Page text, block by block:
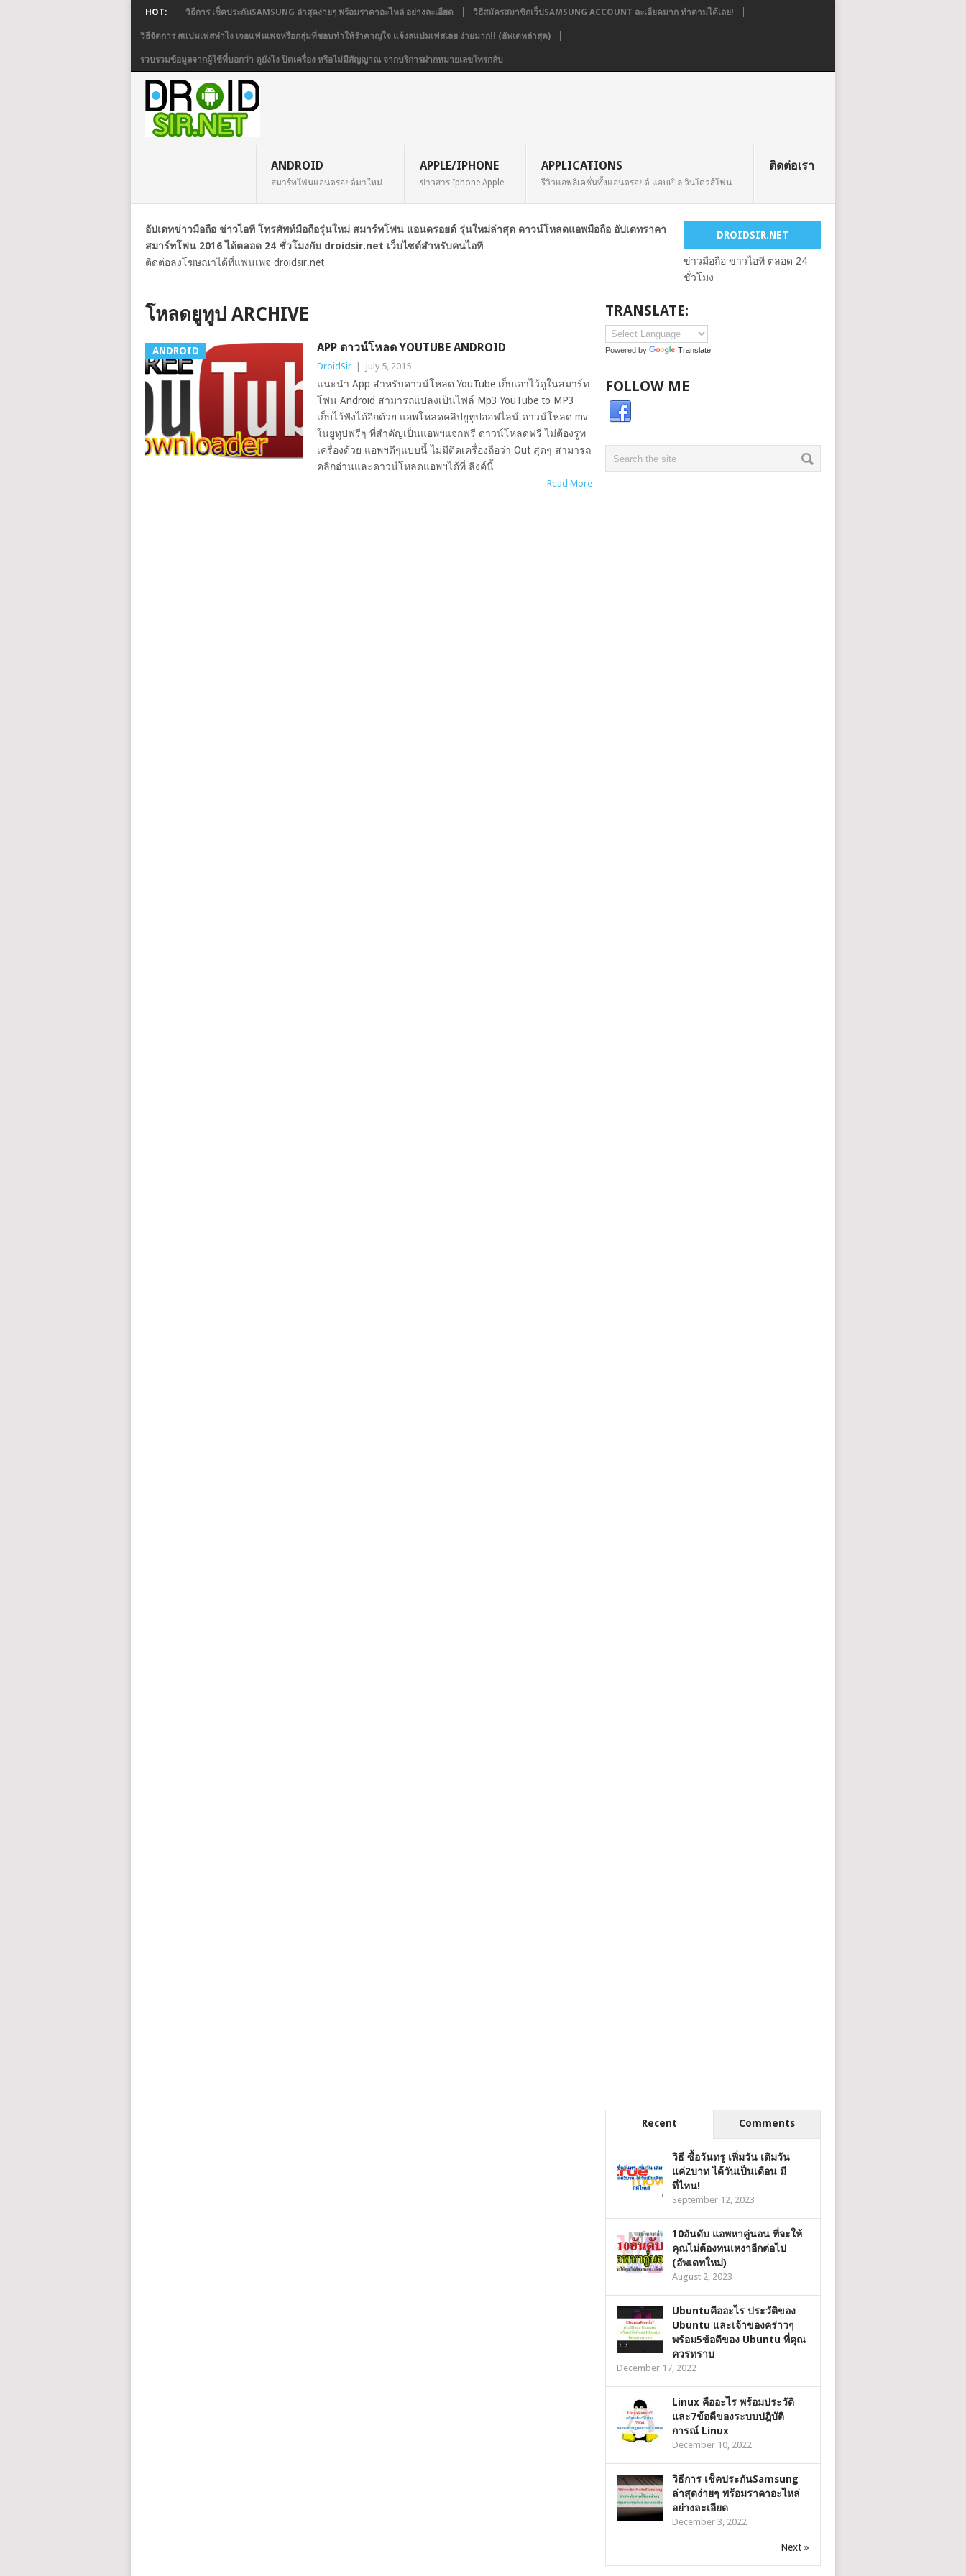
HOT: วิธีการ เช็คประกันSAMSUNG ล่าสุดง่ายๆ พร้อมราคาอะไหล่ อย่างละเอียด วิธีสมัครสมาชิกเว็ปSAMSUNG ACCOUNT ละเอียดมาก ทำตามได้เลย!
วิธีจัดการ สแปมเฟสทำไง เจอแฟนเพจหรือกลุ่มที่ชอบทำให้รำคาญใจ แจ้งสแปมเฟสเลย ง่ายมาก!! (อัพเดทล่าสุด)
รวบรวมข้อมูลจากผู้ใช้ที่บอกว่า ดูยังไง ปิดเครื่อง หรือไม่มีสัญญาณ จากบริการฝากหมายเลขโทรกลับ
ANDROID
สมาร์ทโฟนแอนดรอยด์มาใหม่
APPLE/IPHONE
ข่าวสาร Iphone Apple
APPLICATIONS
รีวิวแอพลิเคชั่นทั้งแอนดรอยด์ แอบเปิล วินโดวส์โฟน
ติดต่อเรา
อัปเดทข่าวมือถือ ข่าวไอที โทรศัพท์มือถือรุ่นใหม่ สมาร์ทโฟน แอนดรอยด์ รุ่นใหม่ล่าสุด ดาวน์โหลดแอพมือถือ อัปเดทราคา
สมาร์ทโฟน 2016 ได้ตลอด 24 ชั่วโมงกับ droidsir.net เว็บไซต์สำหรับคนไอที
ติดต่อลงโฆษณาได้ที่แฟนเพจ droidsir.net
DROIDSIR.NET
ข่าวมือถือ ข่าวไอที ตลอด 24
ชั่วโมง
โหลดยูทูป ARCHIVE
ANDROID APP ดาวน์โหลด YOUTUBE ANDROID
DroidSir July 5, 2015
แนะนำ App สำหรับดาวน์โหลด YouTube เก็บเอาไว้ดูในสมาร์ท
โฟน Android สามารถแปลงเป็นไฟล์ Mp3 YouTube to MP3
เก็บไว้ฟังได้อีกด้วย แอพโหลดคลิปยูทูปออฟไลน์ ดาวน์โหลด mv
ในยูทูปฟรีๆ ที่สำคัญเป็นแอพฯแจกฟรี ดาวน์โหลดฟรี ไม่ต้องรูท
เครื่องด้วย แอพฯดีๆแบบนี้ ไม่มีติดเครื่องถือว่า Out สุดๆ สามารถ
คลิกอ่านและดาวน์โหลดแอพฯได้ที่ ลิงค์นี้
Read More
TRANSLATE:
Powered by Translate
FOLLOW ME
Recent Comments
วิธี ซื้อวันทรู เพิ่มวัน เติมวัน
แค่2บาท ได้วันเป็นเดือน มี
ที่ไหน!
September 12, 2023
10อันดับ แอพหาคู่นอน ที่จะให้
คุณไม่ต้องทนเหงาอีกต่อไป
(อัพเดทใหม่)
August 2, 2023
Ubuntuคืออะไร ประวัติของ
Ubuntu และเจ้าของคร่าวๆ
พร้อม5ข้อดีของ Ubuntu ที่คุณ
ควรทราบ
December 17, 2022
Linux คืออะไร พร้อมประวัติ
และ7ข้อดีของระบบปฎิบัติ
การณ์ Linux
December 10, 2022
วิธีการ เช็คประกันSamsung
ล่าสุดง่ายๆ พร้อมราคาอะไหล่
อย่างละเอียด
December 3, 2022
Next »